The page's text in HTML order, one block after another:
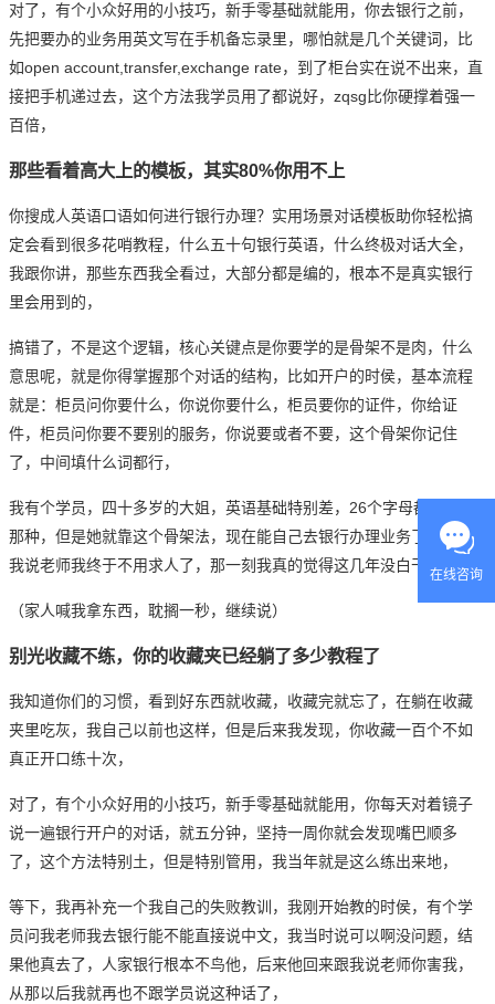
对了，有个小众好用的小技巧，新手零基础就能用，你去银行之前，
先把要办的业务用英文写在手机备忘录里，哪怕就是几个关键词，比
如open account,transfer,exchange rate，到了柜台实在说不出来，直
接把手机递过去，这个方法我学员用了都说好，zqsg比你硬撑着强一
百倍，
那些看着高大上的模板，其实80%你用不上
你搜成人英语口语如何进行银行办理？实用场景对话模板助你轻松搞
定会看到很多花哨教程，什么五十句银行英语，什么终极对话大全，
我跟你讲，那些东西我全看过，大部分都是编的，根本不是真实银行
里会用到的，
搞错了，不是这个逻辑，核心关键点是你要学的是骨架不是肉，什么
意思呢，就是你得掌握那个对话的结构，比如开户的时侯，基本流程
就是：柜员问你要什么，你说你要什么，柜员要你的证件，你给证
件，柜员问你要不要别的服务，你说要或者不要，这个骨架你记住
了，中间填什么词都行，
我有个学员，四十多岁的大姐，英语基础特别差，26个字母都认不全
那种，但是她就靠这个骨架法，现在能自己去银行办理业务了，她跟
我说老师我终于不用求人了，那一刻我真的觉得这几年没白干，
（家人喊我拿东西，耽搁一秒，继续说）
别光收藏不练，你的收藏夹已经躺了多少教程了
我知道你们的习惯，看到好东西就收藏，收藏完就忘了，在躺在收藏
夹里吃灰，我自己以前也这样，但是后来我发现，你收藏一百个不如
真正开口练十次，
对了，有个小众好用的小技巧，新手零基础就能用，你每天对着镜子
说一遍银行开户的对话，就五分钟，坚持一周你就会发现嘴巴顺多
了，这个方法特别土，但是特别管用，我当年就是这么练出来地，
等下，我再补充一个我自己的失败教训，我刚开始教的时侯，有个学
员问我老师我去银行能不能直接说中文，我当时说可以啊没问题，结
果他真去了，人家银行根本不鸟他，后来他回来跟我说老师你害我，
从那以后我就再也不跟学员说这种话了，
在线咨询